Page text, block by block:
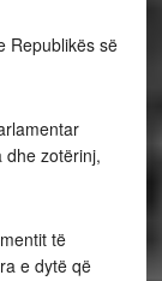
Republikës së
dhe zotërinj,
të
e dytë që